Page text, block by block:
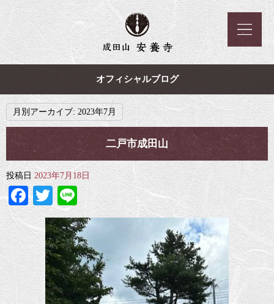
オフィシャルブログ
月別アーカイブ: 2023年7月
二戸市成田山
投稿日 2023年7月18日
Facebook
Twitter
Line